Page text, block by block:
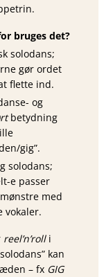
bruges det?
solodans;
gør ordet
flette ind.
og
betydning
gig”.
solodans;
e passer
med
vokaler.
reel’n’rolli
kan
– fx GIG